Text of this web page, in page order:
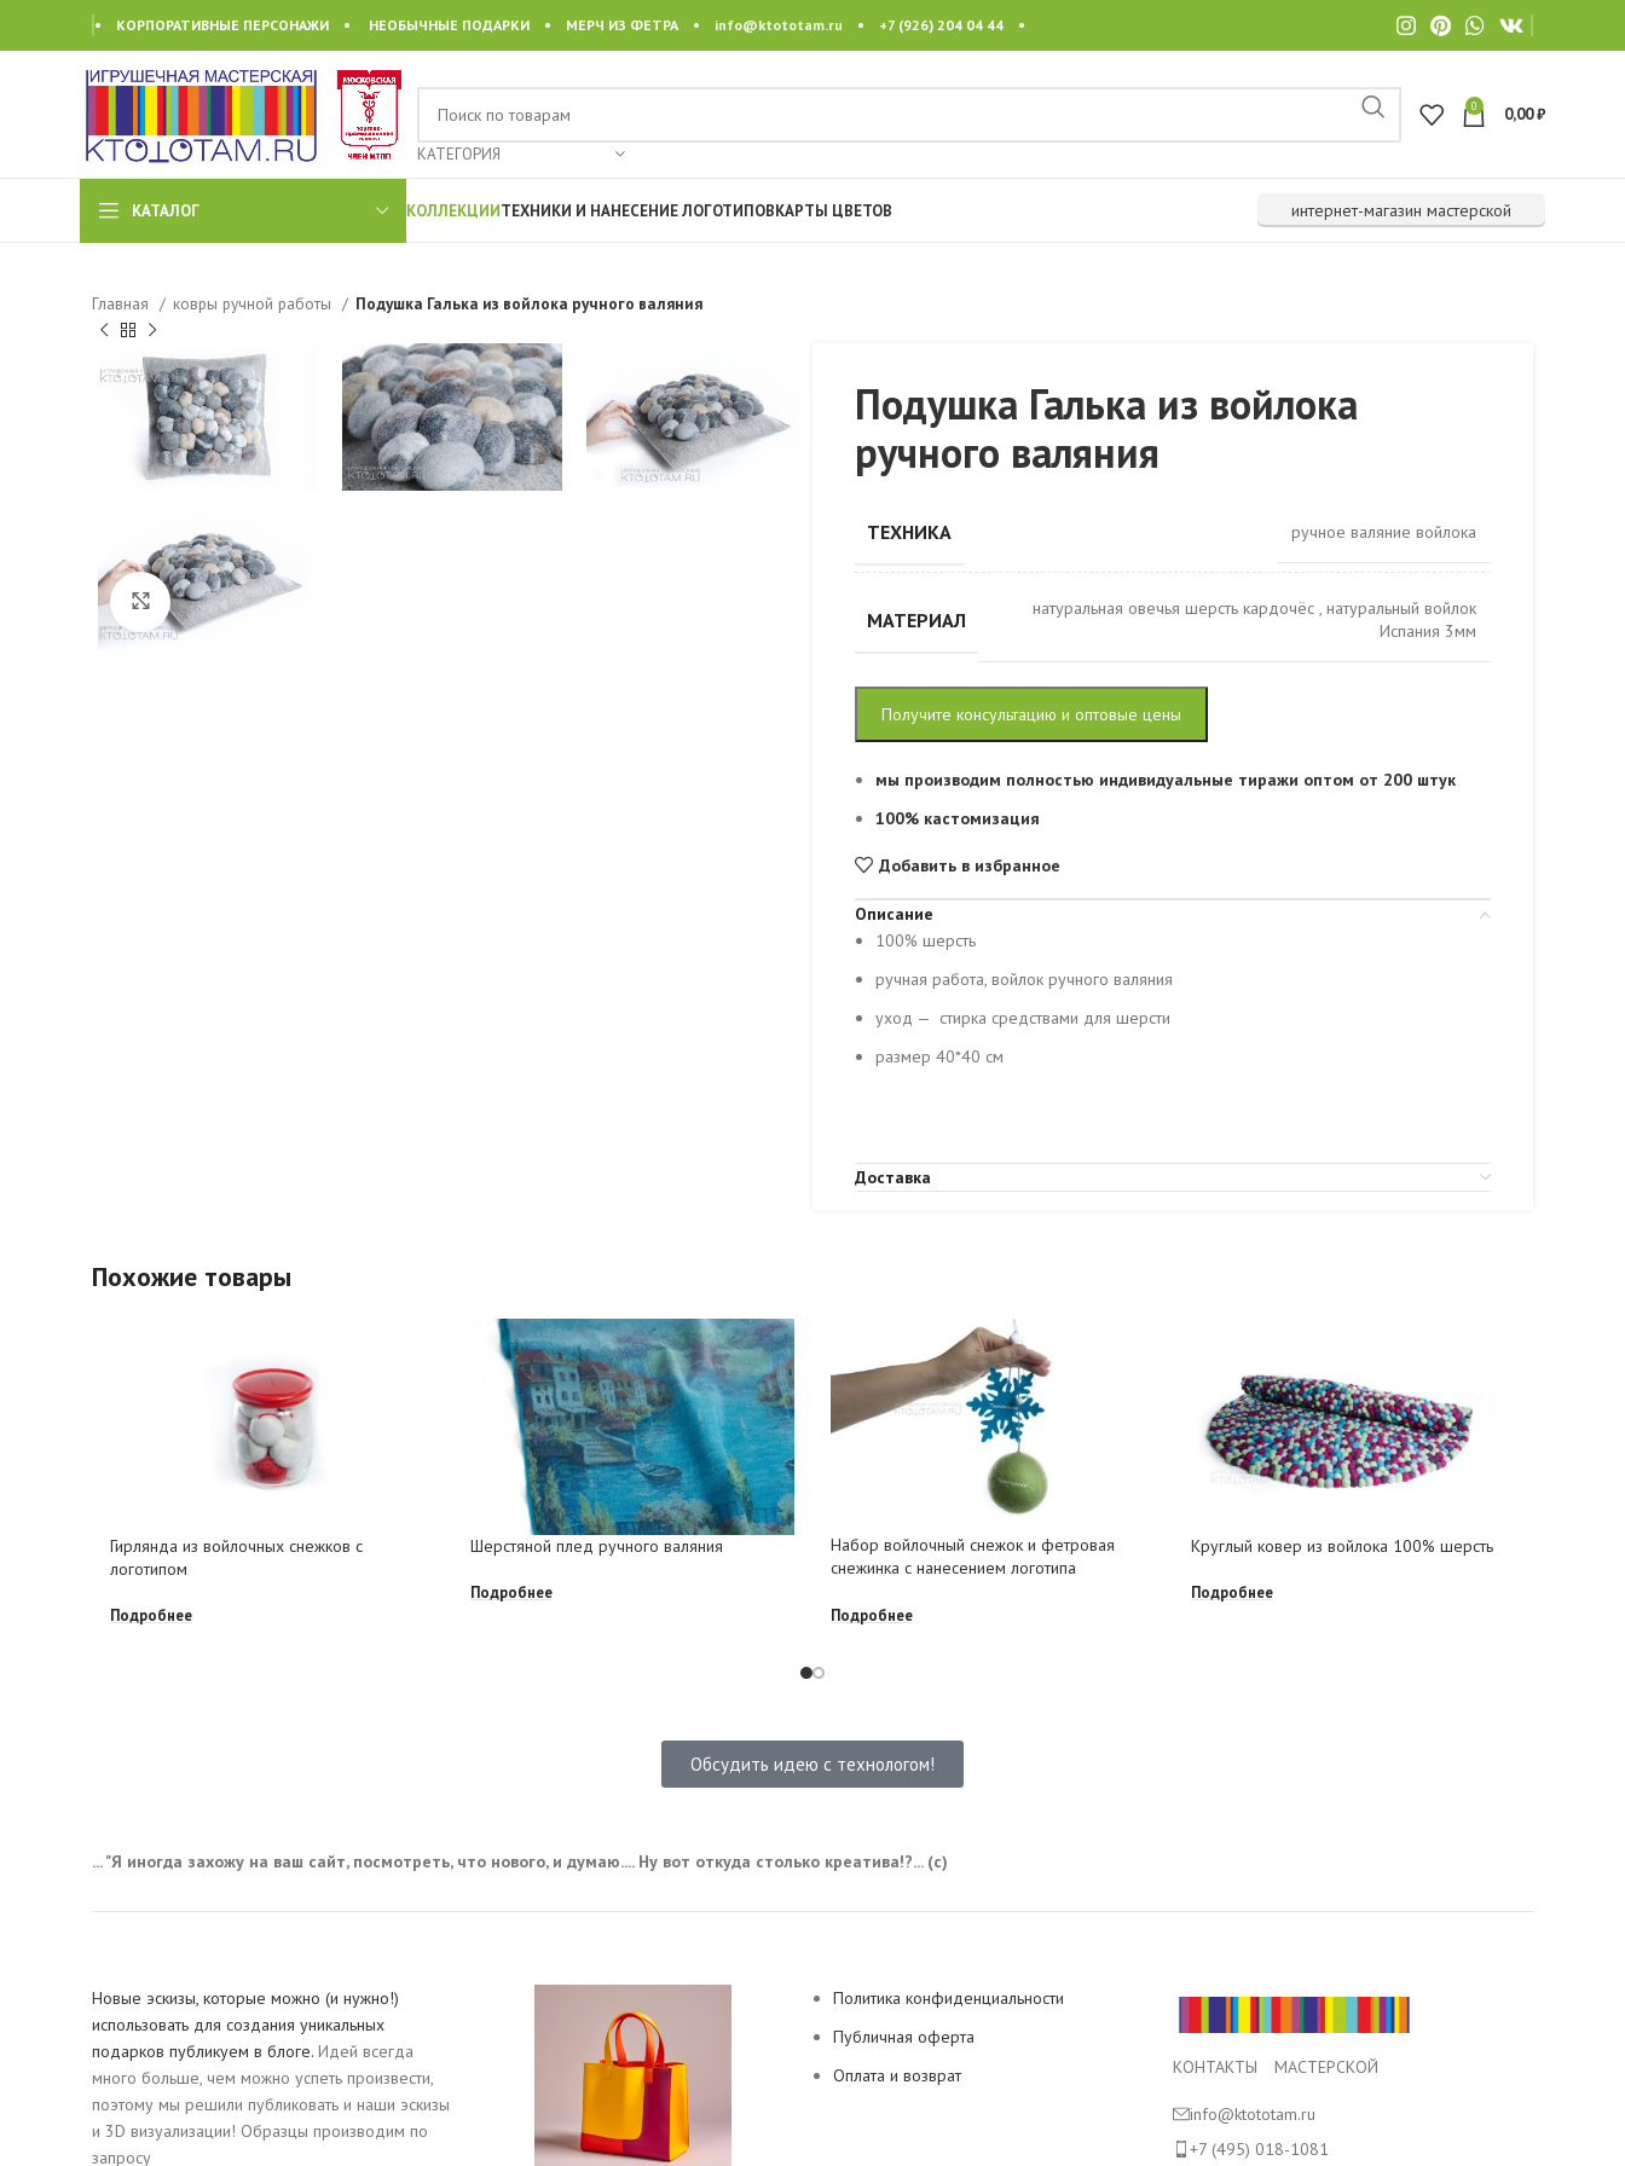
• КОРПОРАТИВНЫЕ ПЕРСОНАЖИ • НЕОБЫЧНЫЕ ПОДАРКИ • МЕРЧ ИЗ ФЕТРА • info@ktototam.ru • +7 (926) 204 04 44 •
КАТЕГОРИЯ
0 0,00₽
КАТАЛОГ КОЛЛЕКЦИИТЕХНИКИ И НАНЕСЕНИЕ ЛОГОТИПОВКАРТЫ ЦВЕТОВ интернет-магазин мастерской
Главная ковры ручной работы Подушка Галька из войлока ручного валяния
Click to enlarge
Подушка Галька из войлока
ручного валяния
ТЕХНИКА ручное валяние войлока
МАТЕРИАЛ натуральная овечья шерсть кардочёс , натуральный войлок
Испания 3мм
Получите консультацию и оптовые цены
мы производим полностью индивидуальные тиражи оптом от 200 штук
100% кастомизация
Добавить в избранное
Описание
100% шерсть
ручная работа, войлок ручного валяния
уход — стирка средствами для шерсти
размер 40*40 см
Доставка
Похожие товары
Гирлянда из войлочных снежков с
логотипом
Подробнее
Шерстяной плед ручного валяния
Подробнее
Набор войлочный снежок и фетровая
снежинка с нанесением логотипа
Подробнее
Круглый ковер из войлока 100% шерсть
Подробнее
Обсудить идею с технологом!
... "Я иногда захожу на ваш сайт, посмотреть, что нового, и думаю.... Ну вот откуда столько креатива!?... (с)
Новые эскизы, которые можно (и нужно!)
использовать для создания уникальных
подарков публикуем в блоге. Идей всегда
много больше, чем можно успеть произвести,
поэтому мы решили публиковать и наши эскизы
и 3D визуализации! Образцы производим по
запросу
Политика конфиденциальности
Публичная оферта
Оплата и возврат
КОНТАКТЫ МАСТЕРСКОЙ
info@ktototam.ru
+7 (495) 018-1081